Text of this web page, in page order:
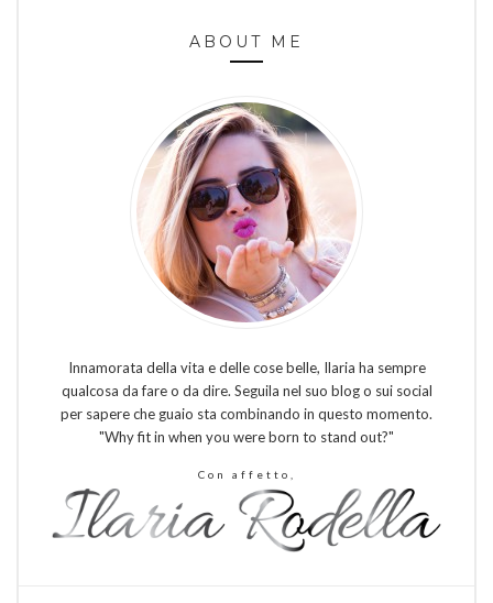
ABOUT ME
Innamorata della vita e delle cose belle, Ilaria ha sempre
qualcosa da fare o da dire. Seguila nel suo blog o sui social
per sapere che guaio sta combinando in questo momento.
"Why fit in when you were born to stand out?"
Con affetto,